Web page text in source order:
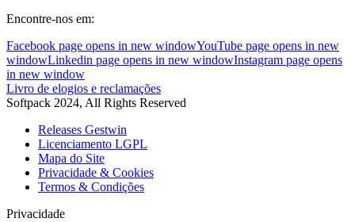
Encontre-nos em:
Facebook page opens in new windowYouTube page opens in new
windowLinkedin page opens in new windowInstagram page opens
in new window
Livro de elogios e reclamações
Softpack 2024, All Rights Reserved
Releases Gestwin
Licenciamento LGPL
Mapa do Site
Privacidade & Cookies
Termos & Condições
Privacidade